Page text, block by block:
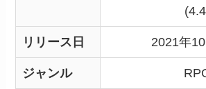
リリース日 2021年
ジャンル